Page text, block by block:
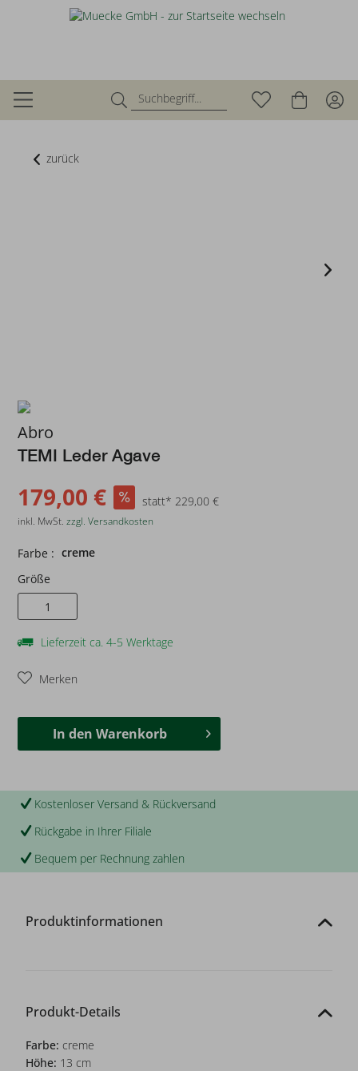
zurück
Abro
TEMI Leder Agave
179,00 € statt* 229,00 €
inkl. MwSt.zzgl. Versandkosten
Farbe : creme
Größe
1
Lieferzeit ca. 4-5 Werktage
Merken
In den Warenkorb
Kostenloser Versand & Rückversand
Rückgabe in Ihrer Filiale
Bequem per Rechnung zahlen
Produktinformationen
Produkt-Details
Farbe: creme
Höhe: 13 cm